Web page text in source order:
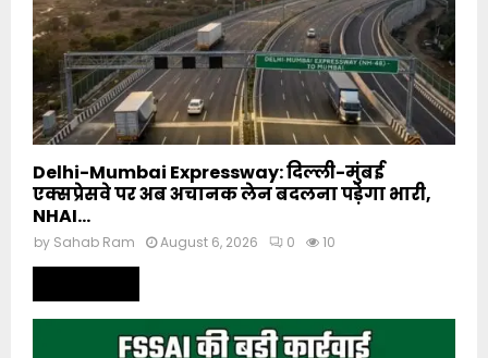
Delhi-Mumbai Expressway: दिल्ली-मुंबई
एक्सप्रेसवे पर अब अचानक लेन बदलना पड़ेगा भारी,
NHAI...
by Sahab Ram August 6, 2026 0 10